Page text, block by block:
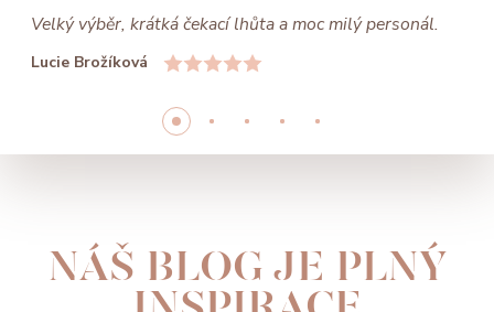
Velký výběr, krátká čekací lhůta a moc milý personál.
Lucie Brožíková
NÁŠ BLOG JE PLNÝ